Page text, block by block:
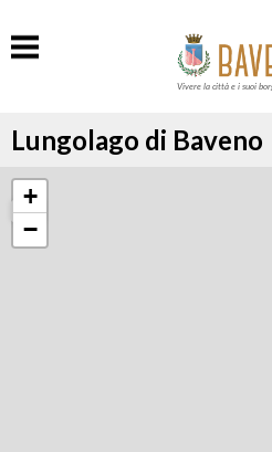
Vivere la città e i suoi
Lungolago di Baveno
+
−